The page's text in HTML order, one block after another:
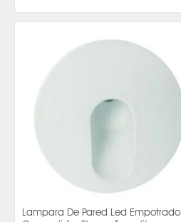
Lampara De Pared Led Empotrado